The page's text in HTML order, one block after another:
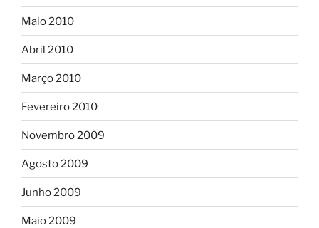
Maio 2010
Abril 2010
Março 2010
Fevereiro 2010
Novembro 2009
Agosto 2009
Junho 2009
Maio 2009